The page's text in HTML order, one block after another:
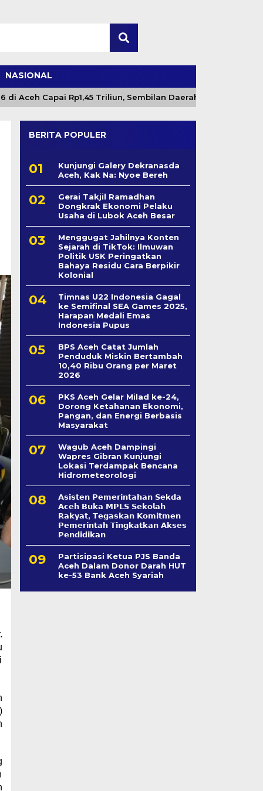
NASIONAL
Capai Rp1,45 Triliun, Sembilan Daerah Tuntas 100 Persen
BERITA POPULER
Kunjungi Galery Dekranasda
Aceh, Kak Na: Nyoe Bereh
Gerai Takjil Ramadhan
Dongkrak Ekonomi Pelaku
Usaha di Lubok Aceh Besar
Menggugat Jahilnya Konten
Sejarah di TikTok: Ilmuwan
Politik USK Peringatkan
Bahaya Residu Cara Berpikir
Kolonial
Timnas U22 Indonesia Gagal
ke Semifinal SEA Games 2025,
Harapan Medali Emas
Indonesia Pupus
BPS Aceh Catat Jumlah
Penduduk Miskin Bertambah
10,40 Ribu Orang per Maret
2026
PKS Aceh Gelar Milad ke-24,
Dorong Ketahanan Ekonomi,
Pangan, dan Energi Berbasis
Masyarakat
Wagub Aceh Dampingi
Wapres Gibran Kunjungi
Lokasi Terdampak Bencana
Hidrometeorologi
𝗔𝘀𝗶𝘀𝘁𝗲𝗻 𝗣𝗲𝗺𝗲𝗿𝗶𝗻𝘁𝗮𝗵𝗮𝗻 𝗦𝗲k𝗱𝗮
𝗔𝗰𝗲𝗵 𝗕𝘂𝗸𝗮 𝗠𝗣𝗟𝗦 𝗦𝗲𝗸𝗼𝗹𝗮𝗵
𝗥𝗮𝗸𝘆𝗮𝘁, 𝗧𝗲𝗴𝗮𝘀𝗸𝗮𝗻 𝗞𝗼𝗺𝗶𝘁𝗺𝗲𝗻
𝗣𝗲𝗺𝗲𝗿𝗶𝗻𝘁𝗮𝗵 𝗧𝗶𝗻𝗴𝗸𝗮𝘁𝗸𝗮𝗻 𝗔𝗸𝘀𝗲𝘀
𝗣𝗲𝗻𝗱𝗶𝗱𝗶𝗸𝗮𝗻
Partisipasi Ketua PJS Banda
Aceh Dalam Donor Darah HUT
ke-53 Bank Aceh Syariah